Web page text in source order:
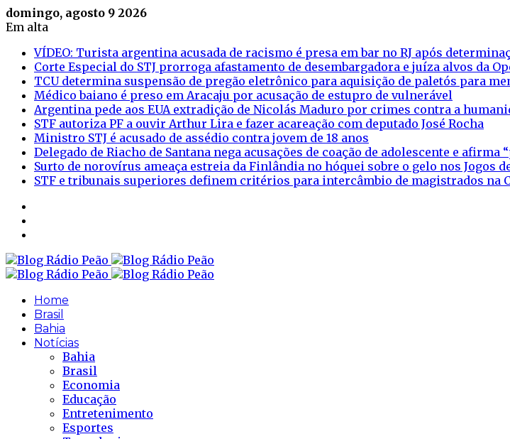
domingo, agosto 9 2026
Em alta
VÍDEO: Turista argentina acusada de racismo é presa em bar no RJ após
Corte Especial do STJ prorroga afastamento de desembargadora e juíza alvos da
TCU determina suspensão de pregão eletrônico para aquisição de paletós para
Médico baiano é preso em Aracaju por acusação de estupro de vulnerável
Argentina pede aos EUA extradição de Nicolás Maduro por crimes contra a
STF autoriza PF a ouvir Arthur Lira e fazer acareação com deputado José Rocha
Ministro STJ é acusado de assédio contra jovem de 18 anos
Delegado de Riacho de Santana nega acusações de coação de adolescente e afirma
Surto de norovírus ameaça estreia da Finlândia no hóquei sobre o gelo nos Jogos
STF e tribunais superiores definem critérios para intercâmbio de magistrados na
Home
Brasil
Bahia
Notícias
Bahia
Brasil
Economia
Educação
Entretenimento
Esportes